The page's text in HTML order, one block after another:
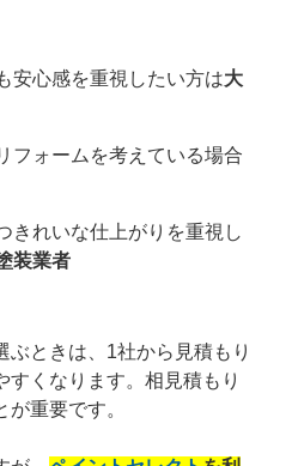
安心感を重視したい方は大
フォームを考えている場合
きれいな仕上がりを重視し
装業者
ぶときは、1社から見積もり
すくなります。相見積もり
重要です。